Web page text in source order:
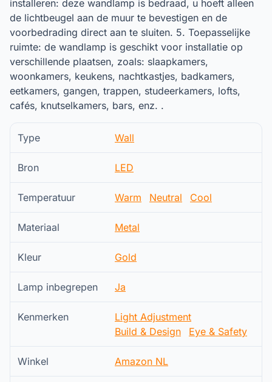
installeren: deze wandlamp is bedraad, u hoeft alleen
de lichtbeugel aan de muur te bevestigen en de
voorbedrading direct aan te sluiten. 5. Toepasselijke
ruimte: de wandlamp is geschikt voor installatie op
verschillende plaatsen, zoals: slaapkamers,
woonkamers, keukens, nachtkastjes, badkamers,
eetkamers, gangen, trappen, studeerkamers, lofts,
cafés, knutselkamers, bars, enz. .
Type Wall
Bron LED
Temperatuur Warm Neutral Cool
Materiaal Metal
Kleur Gold
Lamp inbegrepen Ja
Kenmerken
Light Adjustment
Build & Design
Eye & Safety
Winkel Amazon NL